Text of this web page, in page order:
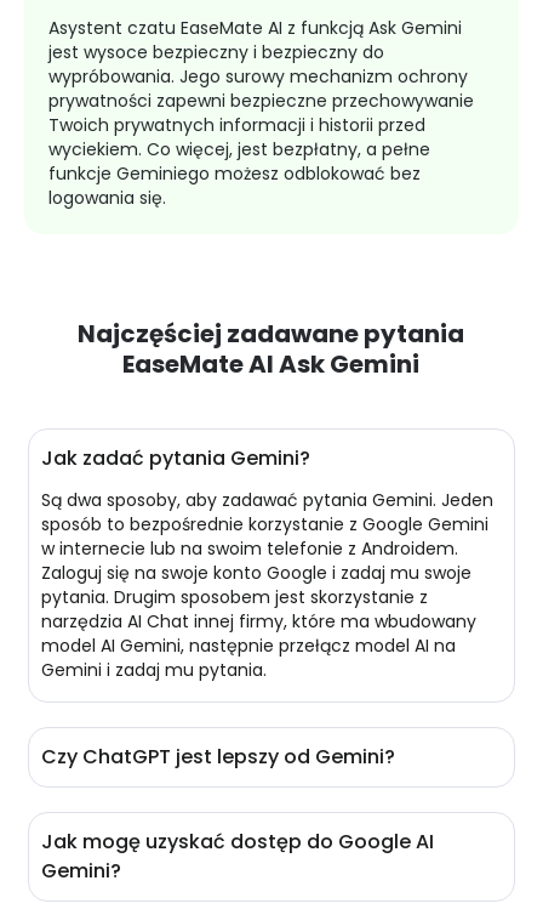
Asystent czatu EaseMate AI z funkcją Ask Gemini
jest wysoce bezpieczny i bezpieczny do
wypróbowania. Jego surowy mechanizm ochrony
prywatności zapewni bezpieczne przechowywanie
Twoich prywatnych informacji i historii przed
wyciekiem. Co więcej, jest bezpłatny, a pełne
funkcje Geminiego możesz odblokować bez
logowania się.
Najczęściej zadawane pytania
EaseMate AI Ask Gemini
Jak zadać pytania Gemini?
Są dwa sposoby, aby zadawać pytania Gemini. Jeden
sposób to bezpośrednie korzystanie z Google Gemini
w internecie lub na swoim telefonie z Androidem.
Zaloguj się na swoje konto Google i zadaj mu swoje
pytania. Drugim sposobem jest skorzystanie z
narzędzia AI Chat innej firmy, które ma wbudowany
model AI Gemini, następnie przełącz model AI na
Gemini i zadaj mu pytania.
Czy ChatGPT jest lepszy od Gemini?
Gemini mają różne mocne strony. Jeśli potrzebujesz
szczegółowego pisania i zdolności badawczych,
ChatGPT jest bardziej skuteczny. Jeśli próbujesz
Jak mogę uzyskać dostęp do Google AI
Gemini?